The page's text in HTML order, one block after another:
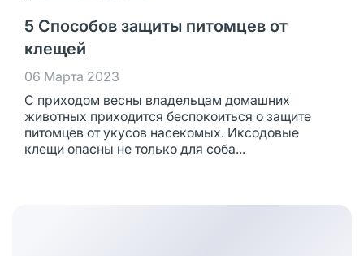
5 Способов защиты питомцев от
клещей
06 Марта 2023
С приходом весны владельцам домашних
животных приходится беспокоиться о защите
питомцев от укусов насекомых. Иксодовые
клещи опасны не только для соба...